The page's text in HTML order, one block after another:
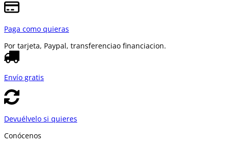
Paga como quieras
Por tarjeta, Paypal, transferenciao financiacion.
Envío gratis
Devuélvelo si quieres
Conócenos